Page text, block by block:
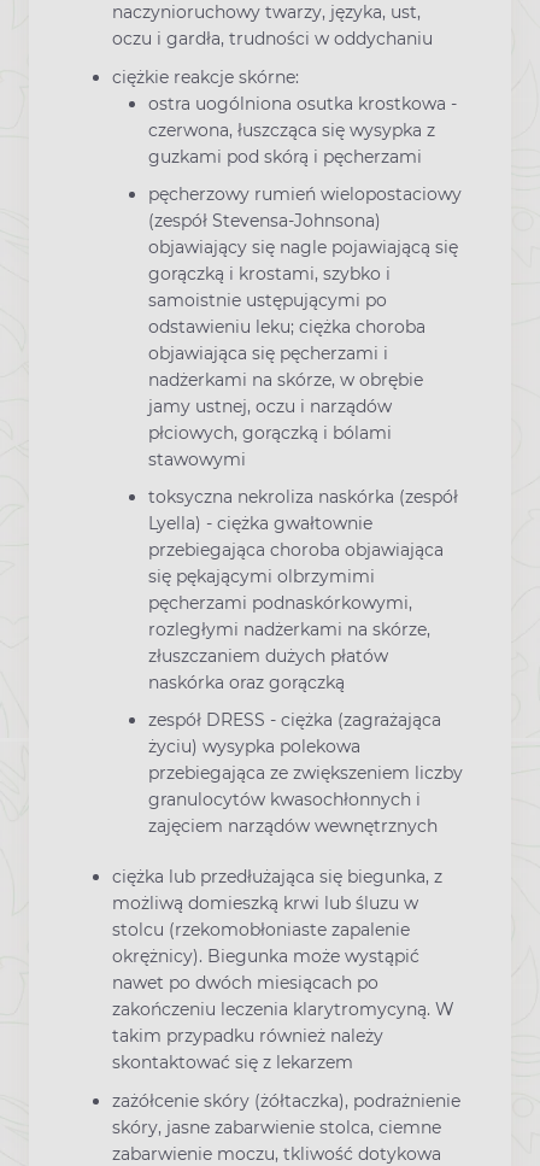
naczynioruchowy twarzy, języka, ust,
oczu i gardła, trudności w oddychaniu
ciężkie reakcje skórne:
ostra uogólniona osutka krostkowa -
czerwona, łuszcząca się wysypka z
guzkami pod skórą i pęcherzami
pęcherzowy rumień wielopostaciowy
(zespół Stevensa-Johnsona)
objawiający się nagle pojawiającą się
gorączką i krostami, szybko i
samoistnie ustępującymi po
odstawieniu leku; ciężka choroba
objawiająca się pęcherzami i
nadżerkami na skórze, w obrębie
jamy ustnej, oczu i narządów
płciowych, gorączką i bólami
stawowymi
toksyczna nekroliza naskórka (zespół
Lyella) - ciężka gwałtownie
przebiegająca choroba objawiająca
się pękającymi olbrzymimi
pęcherzami podnaskórkowymi,
rozległymi nadżerkami na skórze,
złuszczaniem dużych płatów
naskórka oraz gorączką
zespół DRESS - ciężka (zagrażająca
życiu) wysypka polekowa
przebiegająca ze zwiększeniem liczby
granulocytów kwasochłonnych i
zajęciem narządów wewnętrznych
ciężka lub przedłużająca się biegunka, z
możliwą domieszką krwi lub śluzu w
stolcu (rzekomobłoniaste zapalenie
okrężnicy). Biegunka może wystąpić
nawet po dwóch miesiącach po
zakończeniu leczenia klarytromycyną. W
takim przypadku również należy
skontaktować się z lekarzem
zażółcenie skóry (żółtaczka), podrażnienie
skóry, jasne zabarwienie stolca, ciemne
zabarwienie moczu, tkliwość dotykowa